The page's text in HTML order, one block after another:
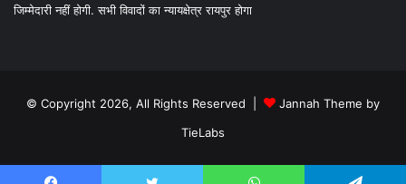
जिम्मेदारी नहीं होगी. सभी विवादों का न्यायक्षेत्र रायपुर होगा
© Copyright 2026, All Rights Reserved |
Jannah Theme by
TieLabs